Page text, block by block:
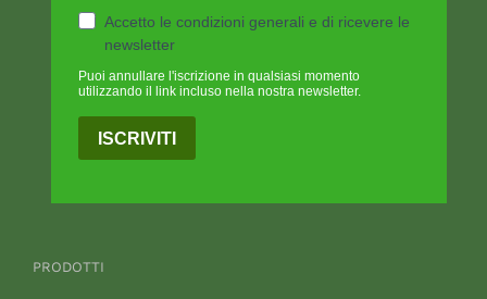
Accetto le condizioni generali e di ricevere le
newsletter
Puoi annullare l'iscrizione in qualsiasi momento
utilizzando il link incluso nella nostra newsletter.
ISCRIVITI
PRODOTTI